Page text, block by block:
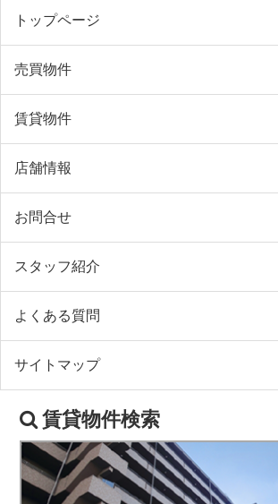
トップページ
売買物件
賃貸物件
店舗情報
お問合せ
スタッフ紹介
よくある質問
サイトマップ
賃貸物件検索